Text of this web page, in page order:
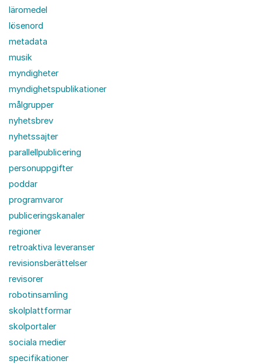
läromedel
lösenord
metadata
musik
myndigheter
myndighetspublikationer
målgrupper
nyhetsbrev
nyhetssajter
parallellpublicering
personuppgifter
poddar
programvaror
publiceringskanaler
regioner
retroaktiva leveranser
revisionsberättelser
revisorer
robotinsamling
skolplattformar
skolportaler
sociala medier
specifikationer